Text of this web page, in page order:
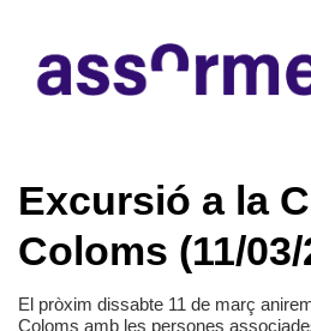
NOTICIAS
Quiénes
Excursió a la
Coloms (11/03/
El pròxim dissabte 11 de març
Coloms amb les persones